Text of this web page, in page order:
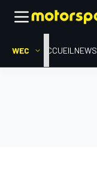
WEC ACCUEIL NEWS